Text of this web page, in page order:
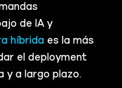
de IA y
híbridaes la más
el deployment
y a largo plazo.